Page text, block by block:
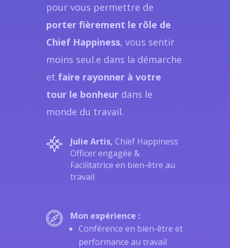
pour vous permettre de
porter fièrement le rôle de
Chief Happiness, vous sentir
moins seul.e dans la démarche
et faire rayonner à votre
tour le bonheurdans le
monde du travail.
Julie Artis, Chief Happiness
Officer engagée &
Facilitatrice en bien-être au
travail
Mon expérience :
Conférence en bien-être et
performance au travail